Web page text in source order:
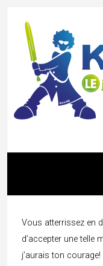
Vous atterrissez en
d’accepter une telle
j’aurais ton